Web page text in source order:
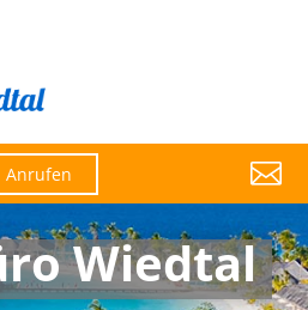
Anrufen 
Wiedtal